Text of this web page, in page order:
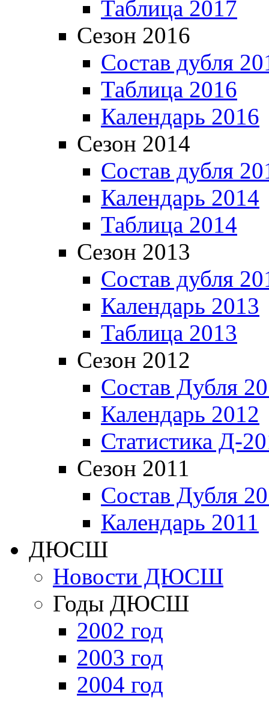
Таблица 2017
Сезон 2016
Состав дубля
Таблица 2016
Календарь 2016
Сезон 2014
Состав дубля
Календарь 2014
Таблица 2014
Сезон 2013
Состав дубля
Календарь 2013
Таблица 2013
Сезон 2012
Состав Дубля
Календарь 2012
Статистика Д-
Сезон 2011
Состав Дубля
Календарь 2011
ДЮСШ
Новости ДЮСШ
Годы ДЮСШ
2002 год
2003 год
2004 год